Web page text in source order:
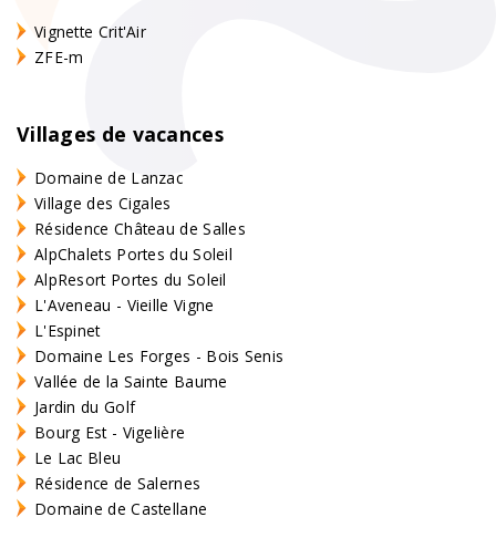
Vignette Crit'Air
ZFE-m
Villages de vacances
Domaine de Lanzac
Village des Cigales
Résidence Château de Salles
AlpChalets Portes du Soleil
AlpResort Portes du Soleil
L'Aveneau - Vieille Vigne
L'Espinet
Domaine Les Forges - Bois Senis
Vallée de la Sainte Baume
Jardin du Golf
Bourg Est - Vigelière
Le Lac Bleu
Résidence de Salernes
Domaine de Castellane